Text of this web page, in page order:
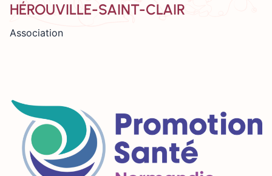
HÉROUVILLE-SAINT-CLAIR
Association